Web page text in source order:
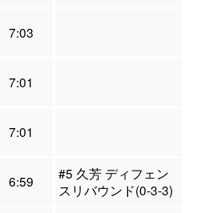
7:03
7:01
7:01
6:59
#5 久芳 ディフェン
スリバウンド(0-3-3)